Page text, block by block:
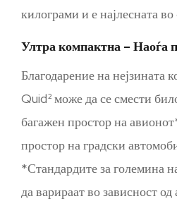
килограми и е најлесната во
Ултра компактна – Наоѓа
Благодарение на нејзината
Quid² може да се смести
багажен простор на
простор на градски
*Стандардите за големина
да варираат во зависност